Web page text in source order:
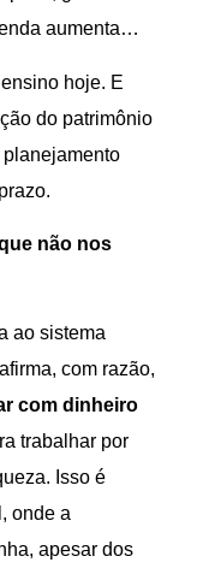
aumenta…
hoje. E
do patrimônio
não nos
ao sistema
com razão,
com dinheiro
trabalhar por
Isso é
onde a
apesar dos